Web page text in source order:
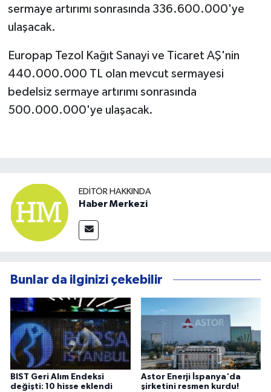
sermaye artırımı sonrasında 336.600.000'ye
ulaşacak.
Europap Tezol Kağıt Sanayi ve Ticaret AŞ'nin
440.000.000 TL olan mevcut sermayesi
bedelsiz sermaye artırımı sonrasında
500.000.000'ye ulaşacak.
EDITÖR HAKKINDA
Haber Merkezi
Bunlar da ilginizi çekebilir
BIST Geri Alım Endeksi
değişti: 10 hisse eklendi
Astor Enerji İspanya'da
şirketini resmen kurdu!